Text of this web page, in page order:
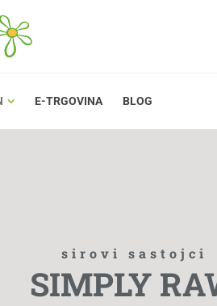
E-TRGOVINA BLOG
BLOG
sirovi sastojci
SIMPLY